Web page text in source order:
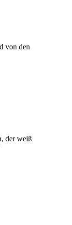
von den
der weiß